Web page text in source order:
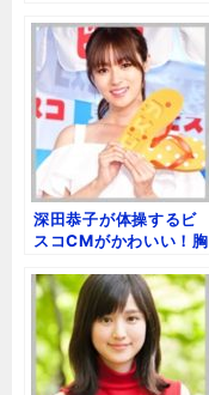
深田恭子が体操するビ
スコCMがかわいい！胸